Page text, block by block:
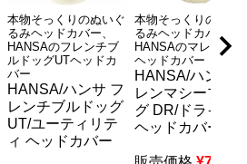
本物そっくりのぬいぐ
るみヘッドカバー、
HANSAのフレンチブ
ルドッグUTヘッドカ
バー
HANSA/ハンサ フ
レンチブルドッグ
UT/ユーティリテ
ィ ヘッドカバー
本物そっくりのぬい
るみヘッドカバー、
HANSAのマレンマ
ヘッドカバー
HANSA/ハンサ
レンマシープド
グ DR/ドライバ
ヘッドカバー